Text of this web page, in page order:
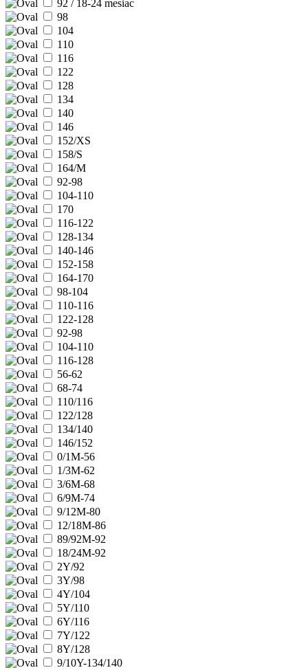
92 / 18-24 mesiac
98
104
110
116
122
128
134
140
146
152/XS
158/S
164/M
92-98
104-110
170
116-122
128-134
140-146
152-158
164-170
98-104
110-116
122-128
92-98
104-110
116-128
56-62
68-74
110/116
122/128
134/140
146/152
0/1M-56
1/3M-62
3/6M-68
6/9M-74
9/12M-80
12/18M-86
89/92M-92
18/24M-92
2Y/92
3Y/98
4Y/104
5Y/110
6Y/116
7Y/122
8Y/128
9/10Y-134/140